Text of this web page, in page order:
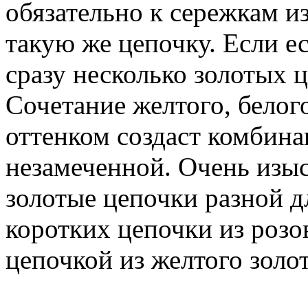
обязательно к сережкам
такую же цепочку. Если
сразу несколько золотых
Сочетание желтого,
оттенком создаст
незамеченной. Очень
золотые цепочки разной
коротких цепочки из
цепочкой из желтого